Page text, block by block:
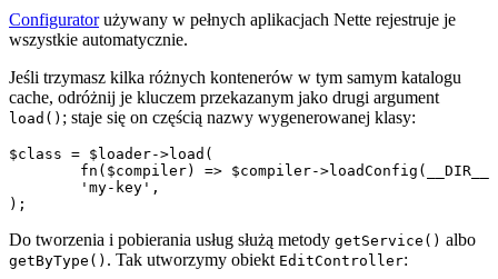
Configuratorużywany w pełnych aplikacjach Nette rejestruje je
wszystkie automatycznie.
Jeśli trzymasz kilka różnych kontenerów w tym samym katalogu
cache, odróżnij je kluczem przekazanym jako drugi argument
load() ; staje się on częścią nazwy wygenerowanej klasy:
$class = $loader->load(
Do tworzenia i pobierania usług służą metody getService() albo
getByType() . Tak utworzymy obiekt EditController: